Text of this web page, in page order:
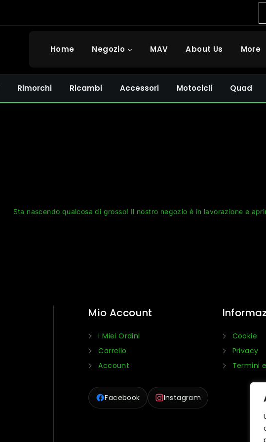
Home Negozio MAV About Us More
Rimorchi Ricambi Accessori Motocicli Quad
Sta nascendo qualcosa di grosso! Il nostro negozio è in lavorazione e
Mio Account
I Miei Ordini
Carrello
Account
Facebook Instagram
Cookie
Privacy
Termini